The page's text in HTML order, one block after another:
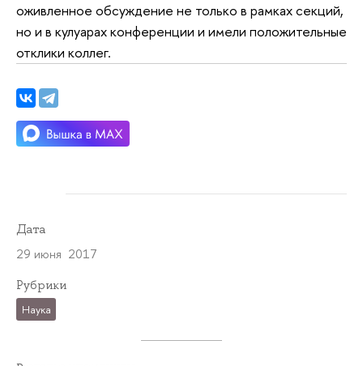
оживленное обсуждение не только в рамках секций,
но и в кулуарах конференции и имели положительные
отклики коллег.
Дата
29 июня 2017
Рубрики
Наука